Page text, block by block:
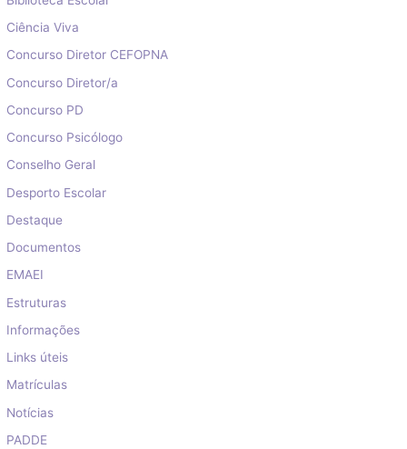
Ciência Viva
Concurso Diretor CEFOPNA
Concurso Diretor/a
Concurso PD
Concurso Psicólogo
Conselho Geral
Desporto Escolar
Destaque
Documentos
EMAEI
Estruturas
Informações
Links úteis
Matrículas
Notícias
PADDE